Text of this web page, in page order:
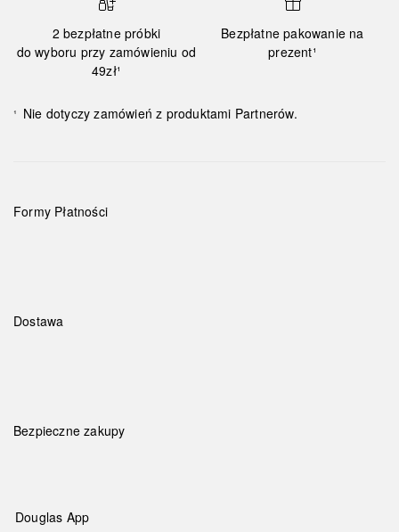
2 bezpłatne próbki
do wyboru przy zamówieniu od
49zł¹
Bezpłatne pakowanie na
prezent¹
¹ Nie dotyczy zamówień z produktami Partnerów.
Formy Płatności
Dostawa
Bezpieczne zakupy
Douglas App